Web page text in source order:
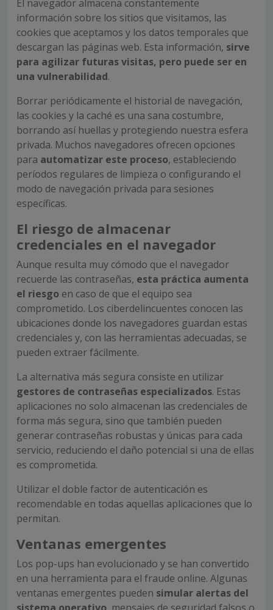
El navegador almacena constantemente
información sobre los sitios que visitamos, las
cookies que aceptamos y los datos temporales que
descargan las páginas web. Esta información, sirve
para agilizar futuras visitas, pero puede ser en
una vulnerabilidad.
Borrar periódicamente el historial de navegación,
las cookies y la caché es una sana costumbre,
borrando así huellas y protegiendo nuestra esfera
privada. Muchos navegadores ofrecen opciones
para automatizar este proceso, estableciendo
períodos regulares de limpieza o configurando el
modo de navegación privada para sesiones
específicas.
El riesgo de almacenar
credenciales en el navegador
Aunque resulta muy cómodo que el navegador
recuerde las contraseñas, esta práctica aumenta
el riesgo en caso de que el equipo sea
comprometido. Los ciberdelincuentes conocen las
ubicaciones donde los navegadores guardan estas
credenciales y, con las herramientas adecuadas, se
pueden extraer fácilmente.
La alternativa más segura consiste en utilizar
gestores de contraseñas especializados. Estas
aplicaciones no solo almacenan las credenciales de
forma más segura, sino que también pueden
generar contraseñas robustas y únicas para cada
servicio, reduciendo el daño potencial si una de ellas
es comprometida.
Utilizar el doble factor de autenticación es
recomendable en todas aquellas aplicaciones que lo
permitan.
Ventanas emergentes
Los pop-ups han evolucionado y se han convertido
en una herramienta para el fraude online. Algunas
ventanas emergentes pueden simular alertas del